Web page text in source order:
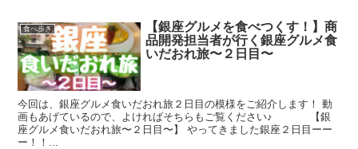
食べ歩き
【銀座グルメを食べつくす！】商
品開発担当者が行く銀座グルメ食
いだおれ旅〜２日目〜
今回は、銀座グルメ食いだおれ旅２日目の模様をご紹介します！ 動
画もあげているので、よければそちらもご覧ください♪ 【銀
座グルメ食いだおれ旅〜２日目〜】 やってきました銀座２日目ーー
ー！！...